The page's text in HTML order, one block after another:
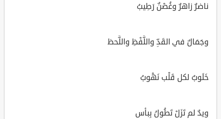
ناضرٌ زاهرٌ وغُصْنٌ رَطِيبُ
وجَمَالٌ في القَدِّ واللَّفْظِ واللَّحظ
خَلَوبٌ لكل قَلْب نَهْوبُ
ويدٌ لم تَزَلْ تَطُولُ بِبأس